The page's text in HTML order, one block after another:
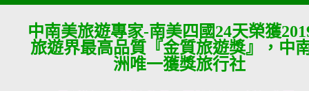
中南美旅遊專家-南美四國24天榮獲
旅遊界最高品質『金質旅遊獎』，中
洲唯一獲獎旅行社